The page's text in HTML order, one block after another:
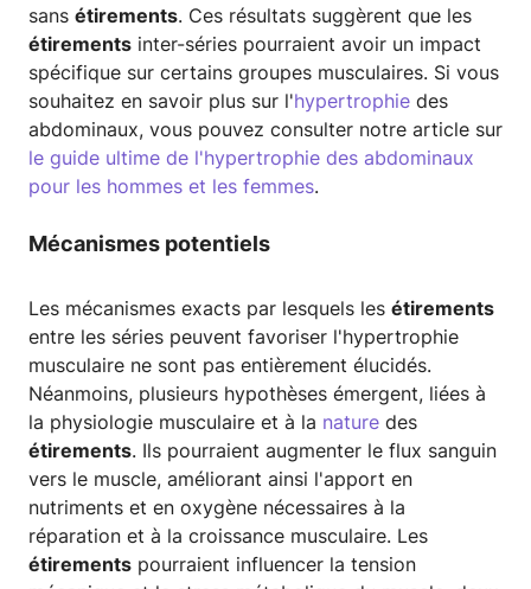
sans étirements. Ces résultats suggèrent que les
étirements inter-séries pourraient avoir un impact
spécifique sur certains groupes musculaires. Si vous
souhaitez en savoir plus sur l'hypertrophie des
abdominaux, vous pouvez consulter notre article sur
le guide ultime de l'hypertrophie des abdominaux
pour les hommes et les femmes.
Mécanismes potentiels
Les mécanismes exacts par lesquels les étirements
entre les séries peuvent favoriser l'hypertrophie
musculaire ne sont pas entièrement élucidés.
Néanmoins, plusieurs hypothèses émergent, liées à
la physiologie musculaire et à la nature des
étirements. Ils pourraient augmenter le flux sanguin
vers le muscle, améliorant ainsi l'apport en
nutriments et en oxygène nécessaires à la
réparation et à la croissance musculaire. Les
étirements pourraient influencer la tension